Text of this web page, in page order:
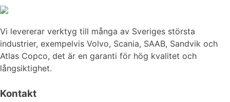
Vi levererar verktyg till många av Sveriges största
industrier, exempelvis Volvo, Scania, SAAB, Sandvik och
Atlas Copco, det är en garanti för hög kvalitet och
långsiktighet.
Kontakt